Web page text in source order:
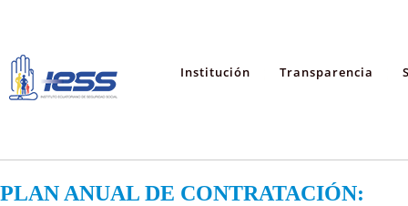
Institución Transparencia
PLAN ANUAL DE CONTRATACIÓN: